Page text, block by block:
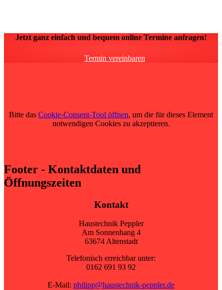
Jetzt ganz einfach und bequem online Termine anfragen!
Termin vereinbaren
Bitte das Cookie-Consent-Tool öffnen, um die für dieses Element
notwendigen Cookies zu akzeptieren.
Footer - Kontaktdaten und
Öffnungszeiten
Kontakt
Haustechnik Peppler
Am Sonnenhang 4
63674 Altenstadt
Telefonisch erreichbar unter:
0162 691 93 92
E-Mail: philipp@haustechnik-peppler.de